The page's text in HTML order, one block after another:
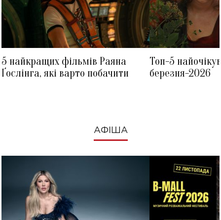
5 найкращих фільмів Раяна
Ґослінга, які варто побачити
Топ-5
березня-2026
АФІША